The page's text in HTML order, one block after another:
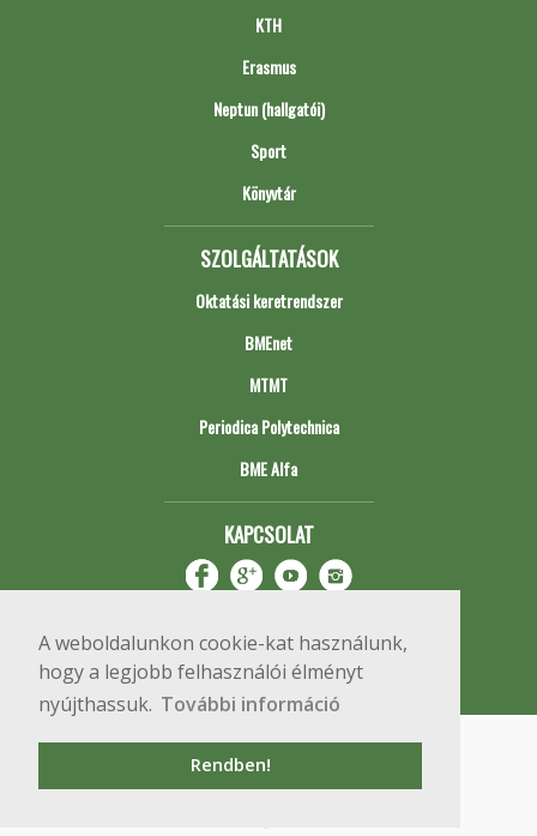
A weboldalunkon cookie-kat használunk,
hogy a legjobb felhasználói élményt
nyújthassuk. További információ
Rendben!
KTH
Erasmus
Neptun (hallgatói)
Sport
Könyvtár
SZOLGÁLTATÁSOK
Oktatási keretrendszer
BMEnet
MTMT
Periodica Polytechnica
BME Alfa
KAPCSOLAT
Copyright © 2020 BME Építőmérnöki Kar
1111 Budapest, Műegyetem rkp. 3.